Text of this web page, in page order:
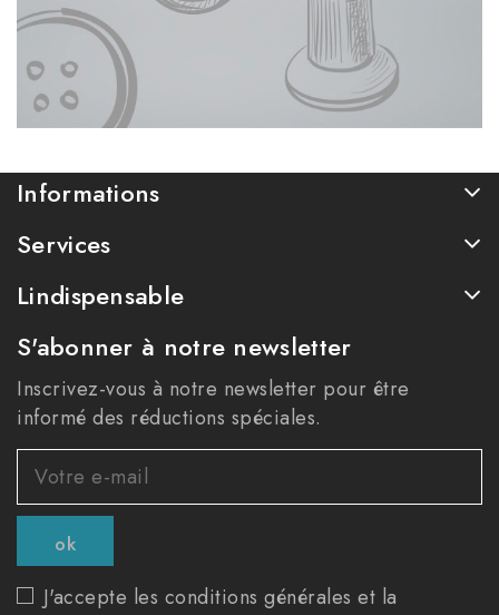
Informations
Services
Lindispensable
S'abonner à notre newsletter
Inscrivez-vous à notre newsletter pour être
informé des réductions spéciales.
J'accepte les conditions générales et la